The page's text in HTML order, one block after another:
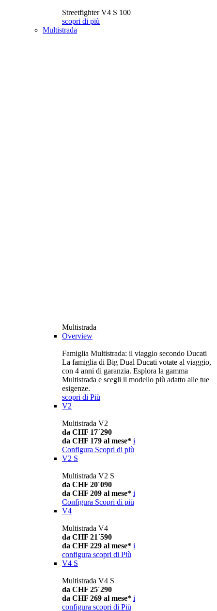
Streetfighter V4 S 100
scopri di più
Multistrada
Multistrada
Overview
Famiglia Multistrada: il viaggio secondo Ducati
La famiglia di Big Dual Ducati votate al viaggio,
con 4 anni di garanzia. Esplora la gamma
Multistrada e scegli il modello più adatto alle tue
esigenze.
scopri di Più
V2
Multistrada V2
da CHF 17´290
da CHF 179 al mese* i
Configura Scopri di più
V2 S
Multistrada V2 S
da CHF 20´090
da CHF 209 al mese* i
Configura Scopri di più
V4
Multistrada V4
da CHF 21´590
da CHF 229 al mese* i
configura scopri di Più
V4 S
Multistrada V4 S
da CHF 25´290
da CHF 269 al mese* i
configura scopri di Più